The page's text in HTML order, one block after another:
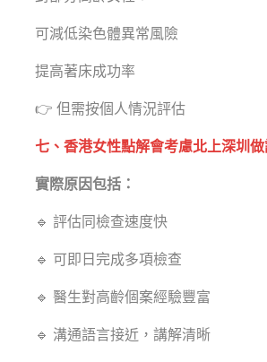
可減低染色體異常風險
提高著床成功率
👉 但需按個人情況評估
七、香港女性點解會考慮北上深圳做
實際原因包括：
🔹 評估同檢查速度快
🔹 可即日完成多項檢查
🔹 醫生對高齡個案經驗豐富
🔹 溝通語言接近，講解清晰